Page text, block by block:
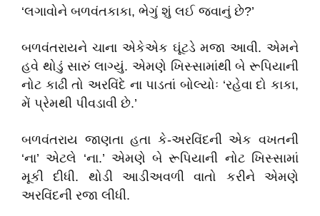
‘લગાવોને બળવંતકાકા, ભેગું શું લઈ જવાનું છે?’
બળવંતરાયને ચાના એકેએક ઘૂંટડે મજા આવી. એમને
હવે થોડું સારું લાગ્યું. એમણે ખિસ્સામાંથી બે રૂપિયાની
નોટ કાઢી તો અરવિંદે ના પાડતાં બોલ્યોઃ ‘રહેવા દો કાકા,
મેં પ્રેમથી પીવડાવી છે.’
બળવંતરાય જાણતા હતા કે-અરવિંદની એક વખતની
‘ના’ એટલે ‘ના.’ એમણે બે રૂપિયાની નોટ ખિસ્સામાં
મૂકી દીધી. થોડી આડીઅવળી વાતો કરીને એમણે
અરવિંદની રજા લીધી.